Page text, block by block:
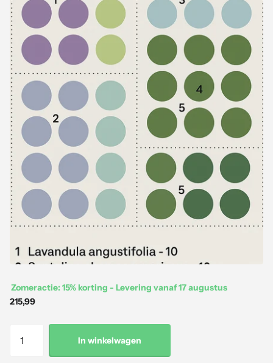
Zomeractie: 15% korting - Levering vanaf 17 augustus
215,99
In winkelwagen